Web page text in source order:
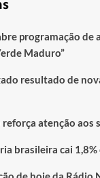
programação de
Maduro”
resultado de
atenção aos
brasileira cai